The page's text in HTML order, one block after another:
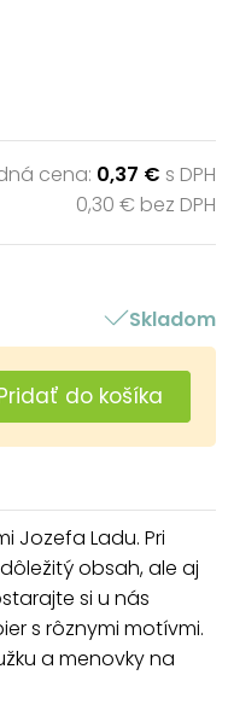
cena: 0,37 € s DPH
0,30 € bez DPH
Skladom
do košíka
Jozefa Ladu. Pri
obsah, ale aj
si u nás
s rôznymi motívmi.
a menovky na